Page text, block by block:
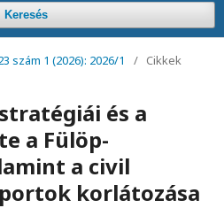
Keresés
szám 1 (2026): 2026/1 / Cikkek
és a
a Fülöp-
a civil
korlátozása